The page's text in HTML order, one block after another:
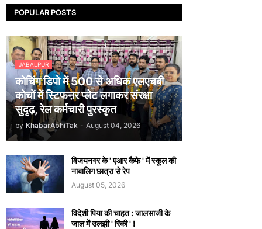
POPULAR POSTS
JABALPUR
कोचिंग डिपो में 500 से अधिक एलएचबी
कोचों में स्टिफऩर प्लेट लगाकर संरक्षा
सुदृढ़, रेल कर्मचारी पुरस्कृत
by KhabarAbhiTak - August 04, 2026
विजयनगर के ' एआर कैफे ' में स्कूल की
नाबालिग छात्रा से रेप
August 05, 2026
विदेशी पिया की चाहत : जालसाजी के
जाल में उलझी ' रिंकी ' !